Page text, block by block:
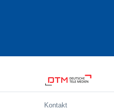
Kontakt